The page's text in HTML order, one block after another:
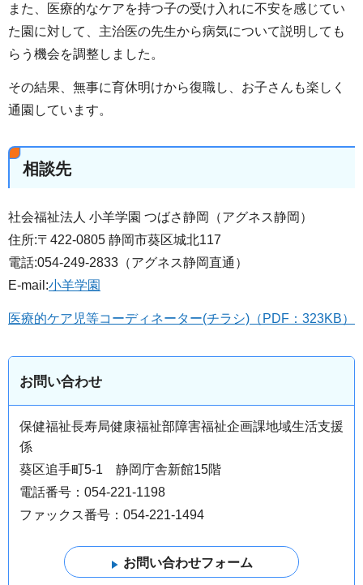
また、医療的なケアを持つ子の受け入れに不安を感じてい
た園に対して、主治医の先生から病気について説明しても
らう機会を調整しました。
その結果、無事に育休明けから復職し、お子さんも楽しく
通園しています。
相談先
社会福祉法人 小羊学園 つばさ静岡（アグネス静岡）
住所:〒422-0805 静岡市葵区城北117
電話:054-249-2833（アグネス静岡直通）
E-mail:小羊学園
医療的ケア児等コーディネーター(チラシ)（PDF：323KB）
お問い合わせ
保健福祉長寿局健康福祉部障害福祉企画課地域生活支援
係
葵区追手町5-1 静岡庁舎新館15階
電話番号：054-221-1198
ファックス番号：054-221-1494